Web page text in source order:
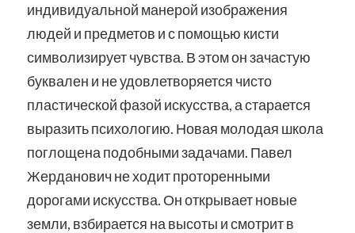
индивидуальной манерой изображения
людей и предметов и с помощью кисти
символизирует чувства. В этом он зачастую
буквален и не удовлетворяется чисто
пластической фазой искусства, а старается
выразить психологию. Новая молодая школа
поглощена подобными задачами. Павел
Жерданович не ходит проторенными
дорогами искусства. Он открывает новые
земли, взбирается на высоты и смотрит в